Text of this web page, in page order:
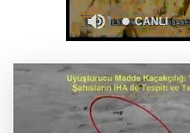
Faili meçhul